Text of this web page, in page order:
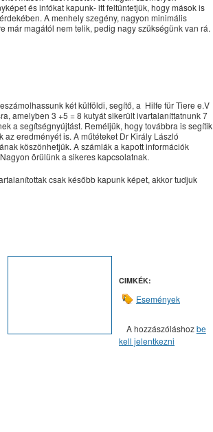
és infókat kapunk- itt feltüntetjük, hogy mások is
A menhely szegény, nagyon minimális
már magától nem telik, pedig nagy szükségünk van rá.
két külföldi, segítő, a Hilfe für Tiere e.V
amelyben 3 +5 = 8 kutyát sikerült ivartalaníttatnunk 7
a segítségnyújtást. Reméljük, hogy továbbra is segítik
eredményét is. A műtéteket Dr Király László
köszönhetjük. A számlák a kapott információk
örülünk a sikeres kapcsolatnak.
csak később kapunk képet, akkor tudjuk
CIMKÉK:
Események
A hozzászóláshozbe
kell jelentkezni